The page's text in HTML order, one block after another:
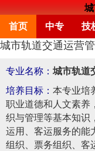
首页
中专 技
城市轨道交通运营
专业名称： 城市轨道
培养目标： 本专业培
职业道德和人文素养
织与管理等基本知识
运用、客运服务的能
组织、票务组织、客